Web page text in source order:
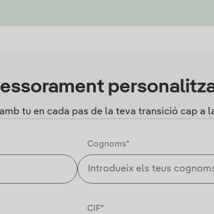
tu en cada pas de la teva transició cap a
Cognoms*
CIF*